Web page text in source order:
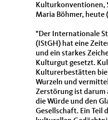
Kulturkonventionen,
Maria Böhmer, heute
"Der Internationale
(IStGH) hat eine
und ein starkes
Kulturgut gesetzt.
Kulturerbestätten
Wurzeln und
Zerstörung ist darum
die Würde und den
Gesellschaft. Ein Teil